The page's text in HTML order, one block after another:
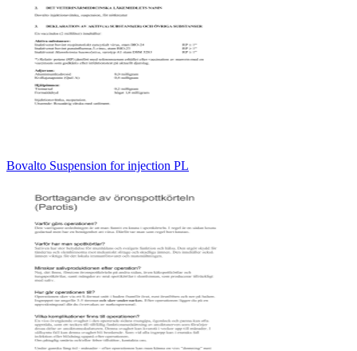
Bovalto Suspension for injection PL